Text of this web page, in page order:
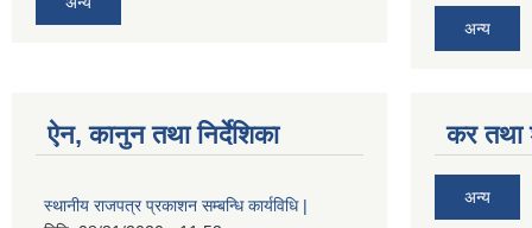
अन्य
ऐन, कानुन तथा निर्देशिका
स्थानीय राजपत्र प्रकाशन सम्बन्धि कार्यविधि |
कर
अन्य